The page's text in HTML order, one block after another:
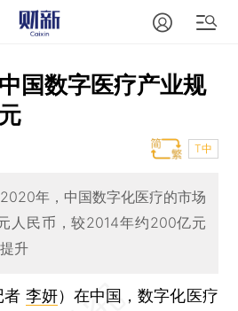
国数字医疗产业规
T中
年，中国数字化医疗的市场
人民币，较2014年约200亿元
升
者 李妍） 在中国，数字化医疗